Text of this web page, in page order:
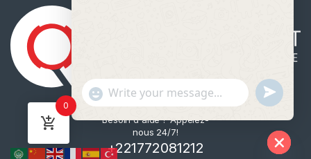
Besoin d'aide ? Appelez-
nous 24/7!
+221772081212
0
"
+
c
a
WhatsApp Message
u
n
d